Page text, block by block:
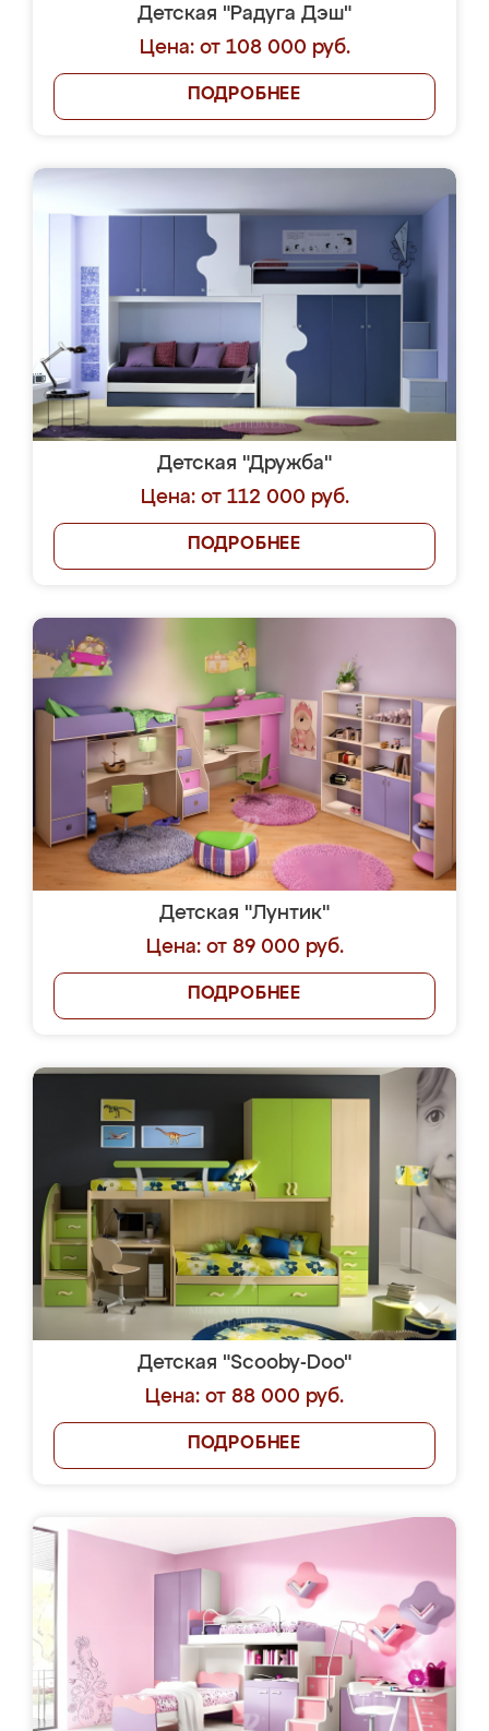
Детская "Радуга Дэш"
Цена: от 108 000 руб.
ПОДРОБНЕЕ
Детская "Дружба"
Цена: от 112 000 руб.
ПОДРОБНЕЕ
Детская "Лунтик"
Цена: от 89 000 руб.
ПОДРОБНЕЕ
Детская "Scooby-Doo"
Цена: от 88 000 руб.
ПОДРОБНЕЕ